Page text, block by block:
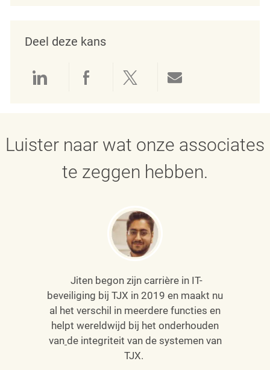
Deel deze kans
Delen via LinkedIn
Delen via Facebook
Delen via twitter
Luister naar wat onze associates
te zeggen hebben.
Jiten begon zijn carrière in IT-
beveiliging bij TJX in 2019 en maakt nu
al het verschil in meerdere functies en
helpt wereldwijd bij het onderhouden
van de integriteit van de systemen van
TJX.